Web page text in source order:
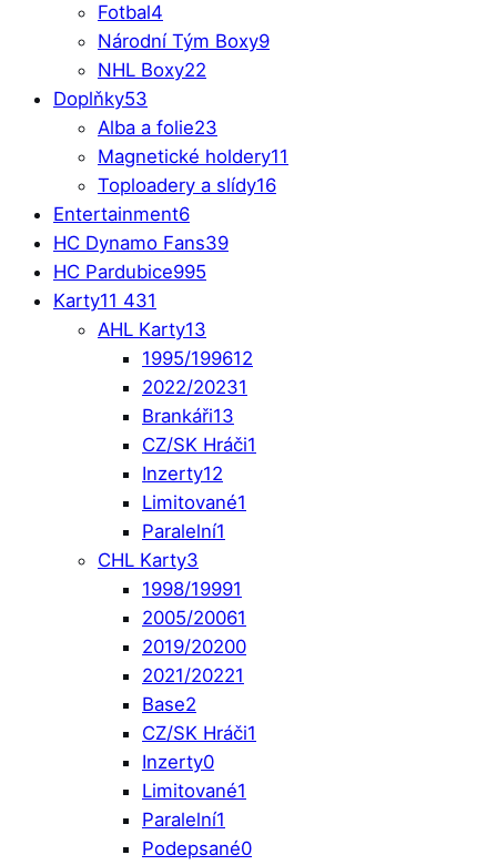
Fotbal4
Národní Tým Boxy9
NHL Boxy22
Doplňky53
Alba a folie23
Magnetické holdery11
Toploadery a slídy16
Entertainment6
HC Dynamo Fans39
HC Pardubice995
Karty11 431
AHL Karty13
1995/199612
2022/20231
Brankáři13
CZ/SK Hráči1
Inzerty12
Limitované1
Paralelní1
CHL Karty3
1998/19991
2005/20061
2019/20200
2021/20221
Base2
CZ/SK Hráči1
Inzerty0
Limitované1
Paralelní1
Podepsané0